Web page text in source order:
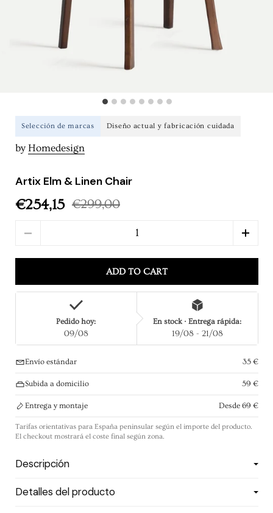
Selección de marcas Diseño actual y fabricación cuidada
byHomedesign
Artix Elm & Linen Chair
Sale price
€254,15
Regular price€299,00
ADD TO CART
Pedido hoy:
09/08
En stock · Entrega rápida:
19/08 - 21/08
Envío estándar 35 €
Subida a domicilio 59 €
Entrega y montaje Desde 69 €
Tarifas orientativas para España peninsular según el importe del producto.
El checkout mostrará el coste final según zona.
Descripción
Detalles del producto